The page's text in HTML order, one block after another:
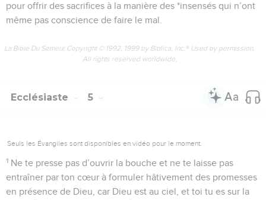
pour offrir des sacrifices à la manière des *insensés qui n’ont
même pas conscience de faire le mal.
La Bible Du Semeur Copyright © 1992, 1999 by Biblica, Inc.® Used by permission.
All rights reserved worldwide.
Ecclésiaste 5
Seuls les Évangiles sont disponibles en vidéo pour le moment.
1 Ne te presse pas d’ouvrir la bouche et ne te laisse pas
entraîner par ton cœur à formuler hâtivement des promesses
en présence de Dieu, car Dieu est au ciel, et toi tu es sur la